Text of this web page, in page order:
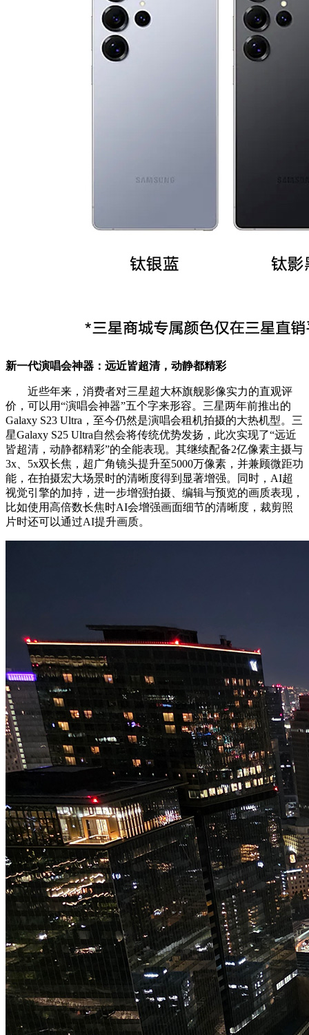
新一代演唱会神器：远近皆超清，动静都精彩
近些年来，消费者对三星超大杯旗舰影像实力的直观评
价，可以用“演唱会神器”五个字来形容。三星两年前推出的
Galaxy S23 Ultra，至今仍然是演唱会租机拍摄的大热机型。三
星Galaxy S25 Ultra自然会将传统优势发扬，此次实现了“远近
皆超清，动静都精彩”的全能表现。其继续配备2亿像素主摄与
3x、5x双长焦，超广角镜头提升至5000万像素，并兼顾微距功
能，在拍摄宏大场景时的清晰度得到显著增强。同时，AI超
视觉引擎的加持，进一步增强拍摄、编辑与预览的画质表现，
比如使用高倍数长焦时AI会增强画面细节的清晰度，裁剪照
片时还可以通过AI提升画质。